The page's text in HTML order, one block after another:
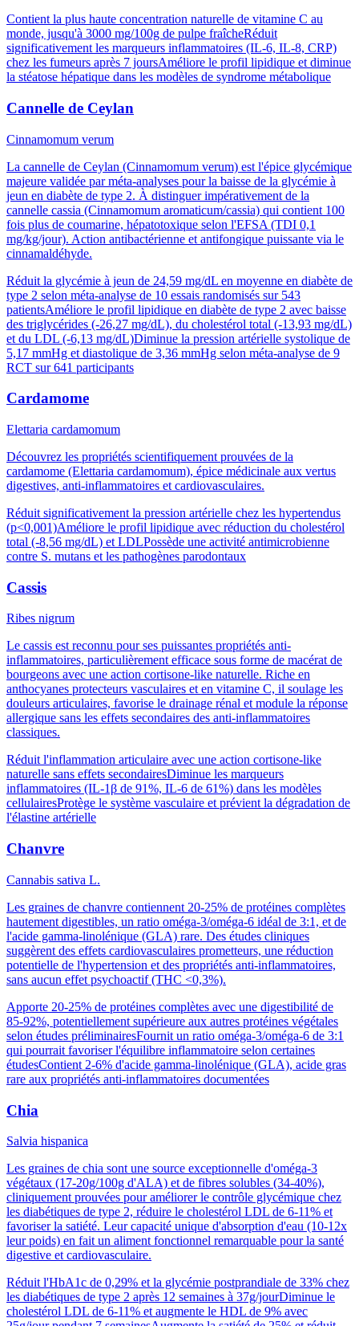
Contient la plus haute concentration naturelle de vitamine C au
monde, jusqu'à 3000 mg/100g de pulpe fraîcheRéduit
significativement les marqueurs inflammatoires (IL-6, IL-8, CRP)
chez les fumeurs après 7 joursAméliore le profil lipidique et diminue
la stéatose hépatique dans les modèles de syndrome métabolique
Cannelle de Ceylan
Cinnamomum verum
La cannelle de Ceylan (Cinnamomum verum) est l'épice glycémique
majeure validée par méta-analyses pour la baisse de la glycémie à
jeun en diabète de type 2. À distinguer impérativement de la
cannelle cassia (Cinnamomum aromaticum/cassia) qui contient 100
fois plus de coumarine, hépatotoxique selon l'EFSA (TDI 0,1
mg/kg/jour). Action antibactérienne et antifongique puissante via le
cinnamaldéhyde.
Réduit la glycémie à jeun de 24,59 mg/dL en moyenne en diabète de
type 2 selon méta-analyse de 10 essais randomisés sur 543
patientsAméliore le profil lipidique en diabète de type 2 avec baisse
des triglycérides (-26,27 mg/dL), du cholestérol total (-13,93 mg/dL)
et du LDL (-6,13 mg/dL)Diminue la pression artérielle systolique de
5,17 mmHg et diastolique de 3,36 mmHg selon méta-analyse de 9
RCT sur 641 participants
Cardamome
Elettaria cardamomum
Découvrez les propriétés scientifiquement prouvées de la
cardamome (Elettaria cardamomum), épice médicinale aux vertus
digestives, anti-inflammatoires et cardiovasculaires.
Réduit significativement la pression artérielle chez les hypertendus
(p<0,001)Améliore le profil lipidique avec réduction du cholestérol
total (-8,56 mg/dL) et LDLPossède une activité antimicrobienne
contre S. mutans et les pathogènes parodontaux
Cassis
Ribes nigrum
Le cassis est reconnu pour ses puissantes propriétés anti-
inflammatoires, particulièrement efficace sous forme de macérat de
bourgeons avec une action cortisone-like naturelle. Riche en
anthocyanes protecteurs vasculaires et en vitamine C, il soulage les
douleurs articulaires, favorise le drainage rénal et module la réponse
allergique sans les effets secondaires des anti-inflammatoires
classiques.
Réduit l'inflammation articulaire avec une action cortisone-like
naturelle sans effets secondairesDiminue les marqueurs
inflammatoires (IL-1β de 91%, IL-6 de 61%) dans les modèles
cellulairesProtège le système vasculaire et prévient la dégradation de
l'élastine artérielle
Chanvre
Cannabis sativa L.
Les graines de chanvre contiennent 20-25% de protéines complètes
hautement digestibles, un ratio oméga-3/oméga-6 idéal de 3:1, et de
l'acide gamma-linolénique (GLA) rare. Des études cliniques
suggèrent des effets cardiovasculaires prometteurs, une réduction
potentielle de l'hypertension et des propriétés anti-inflammatoires,
sans aucun effet psychoactif (THC <0,3%).
Apporte 20-25% de protéines complètes avec une digestibilité de
85-92%, potentiellement supérieure aux autres protéines végétales
selon études préliminairesFournit un ratio oméga-3/oméga-6 de 3:1
qui pourrait favoriser l'équilibre inflammatoire selon certaines
étudesContient 2-6% d'acide gamma-linolénique (GLA), acide gras
rare aux propriétés anti-inflammatoires documentées
Chia
Salvia hispanica
Les graines de chia sont une source exceptionnelle d'oméga-3
végétaux (17-20g/100g d'ALA) et de fibres solubles (34-40%),
cliniquement prouvées pour améliorer le contrôle glycémique chez
les diabétiques de type 2, réduire le cholestérol LDL de 6-11% et
favoriser la satiété. Leur capacité unique d'absorption d'eau (10-12x
leur poids) en fait un aliment fonctionnel remarquable pour la santé
digestive et cardiovasculaire.
Réduit l'HbA1c de 0,29% et la glycémie postprandiale de 33% chez
les diabétiques de type 2 après 12 semaines à 37g/jourDiminue le
cholestérol LDL de 6-11% et augmente le HDL de 9% avec